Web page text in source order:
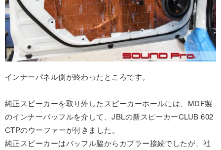
インナーパネル側が終わったところです。
純正スピーカーを取り外したスピーカーホールには、MDF製
のインナーバッフルを介して、JBLの新スピーカーCLUB 602
CTPのウーファーが付きました。
純正スピーカーはバッフル脇からカプラー接続でしたが、社